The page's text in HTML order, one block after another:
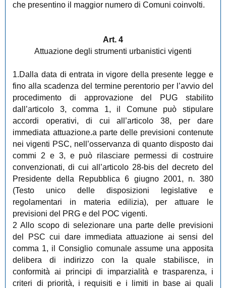
che presentino il maggior numero di Comuni coinvolti.
Art. 4
Attuazione degli strumenti urbanistici vigenti
1.Dalla data di entrata in vigore della presente legge e
fino alla scadenza del termine perentorio per l’avvio del
procedimento di approvazione del PUG stabilito
dall’articolo 3, comma 1, il Comune può stipulare
accordi operativi, di cui all’articolo 38, per dare
immediata attuazione.a parte delle previsioni contenute
nei vigenti PSC, nell’osservanza di quanto disposto dai
commi 2 e 3, e può rilasciare permessi di costruire
convenzionati, di cui all’articolo 28-bis del decreto del
Presidente della Repubblica 6 giugno 2001, n. 380
(Testo unico delle disposizioni legislative e
regolamentari in materia edilizia), per attuare le
previsioni del PRG e del POC vigenti.
2 Allo scopo di selezionare una parte delle previsioni
del PSC cui dare immediata attuazione ai sensi del
comma 1, il Consiglio comunale assume una apposita
delibera di indirizzo con la quale stabilisce, in
conformità ai principi di imparzialità e trasparenza, i
criteri di priorità, i requisiti e i limiti in base ai quali